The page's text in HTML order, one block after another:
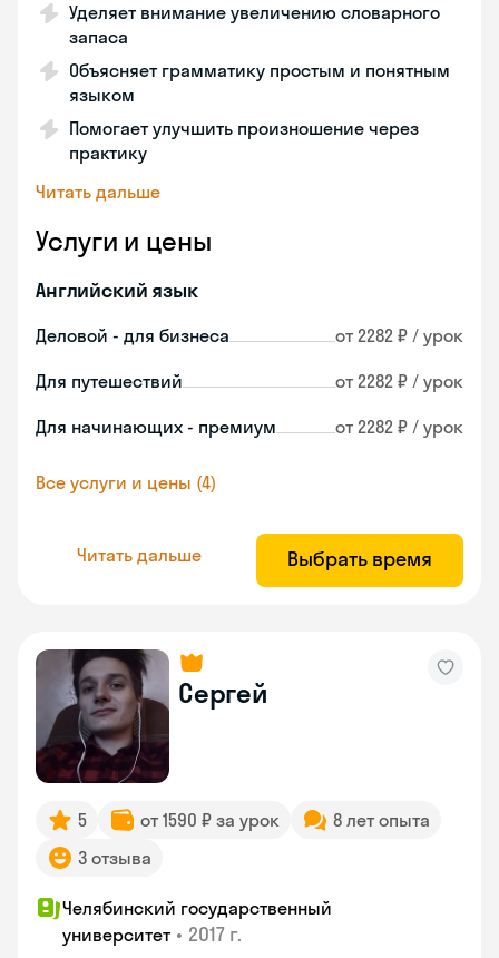
Уделяет внимание увеличению словарного
запаса
Объясняет грамматику простым и понятным
языком
Помогает улучшить произношение через
практику
Читать дальше
Услуги и цены
Английский язык
Деловой - для бизнеса от 2282 ₽ / урок
Для путешествий от 2282 ₽ / урок
Для начинающих - премиум от 2282 ₽ / урок
Все услуги и цены (4)
Читать дальше Выбрать время
Сергей
5 от 1590 ₽ за урок
8 лет опыта
3 отзыва
Челябинский государственный
университет • 2017 г.